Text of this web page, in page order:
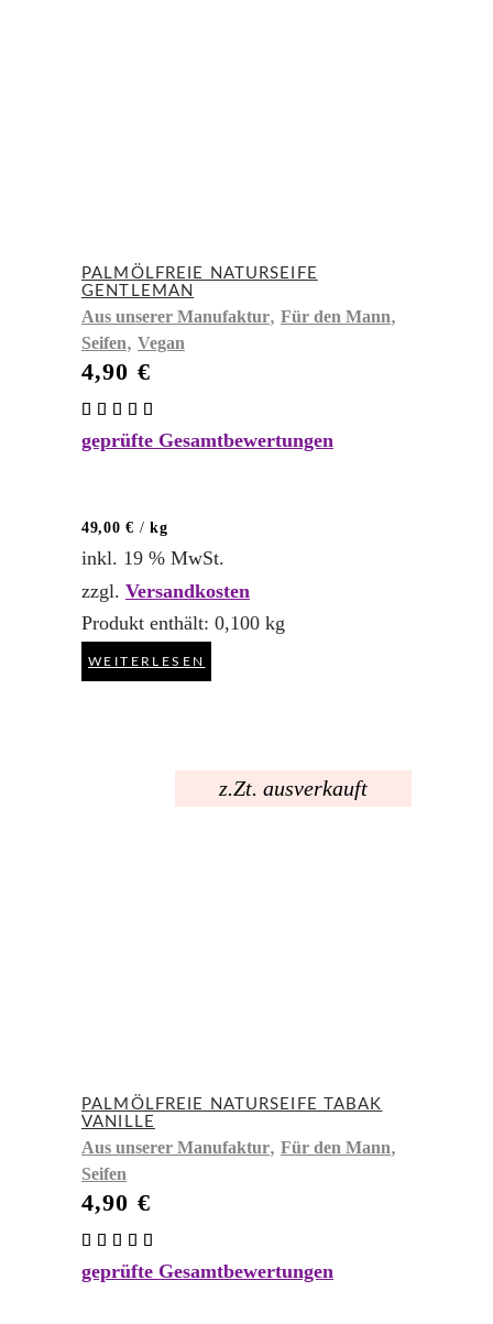
PALMÖLFREIE NATURSEIFE
GENTLEMAN
Aus unserer Manufaktur, Für den Mann,
Seifen, Vegan
4,90 €
5.00
geprüfte Gesamtbewertungen
49,00€ /kg
inkl. 19 % MwSt.
zzgl. Versandkosten
Produkt enthält: 0,100 kg
WEITERLESEN
z.Zt. ausverkauft
PALMÖLFREIE NATURSEIFE TABAK
VANILLE
Aus unserer Manufaktur, Für den Mann,
Seifen
4,90 €
5.00
geprüfte Gesamtbewertungen